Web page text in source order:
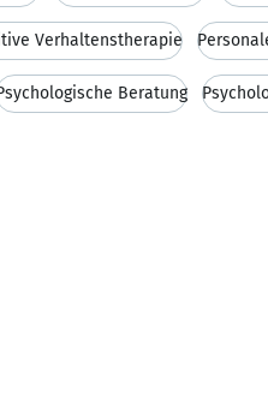
Verhaltenstherapie
Beratung